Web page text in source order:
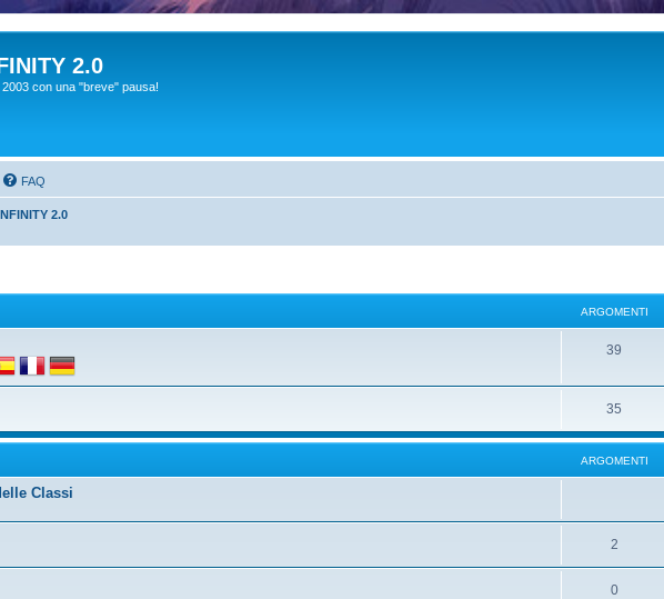
2.0
2003 con una "breve" pausa!
FAQ
2.0
ARGOMENTI
39
35
ARGOMENTI
Classi
2
0